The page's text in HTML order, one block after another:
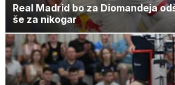
Real Madrid bo za Diomandeja
še za nikogar